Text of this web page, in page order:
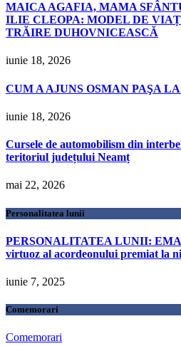
MAICA AGAFIA, MAMA
ILIE CLEOPA: MODEL DE
TRĂIRE DUHOVNICEASCĂ
iunie 18, 2026
CUM A AJUNS OSMAN PAŞA
iunie 18, 2026
Cursele de automobilism din
teritoriul județului Neamț
mai 22, 2026
Personalitatea lunii
PERSONALITATEA LUNII:
virtuoz al acordeonului premiat la
iunie 7, 2025
Comemorari
Comemorari